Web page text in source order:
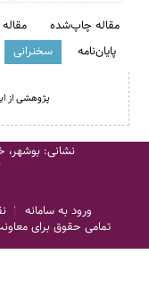
مقاله چاپ‌شده
پایان‌نامه
سخنرانی
پژوهشی از
نشانی: بوشهر،
ورود به سامانه
تمامی حقوق برای